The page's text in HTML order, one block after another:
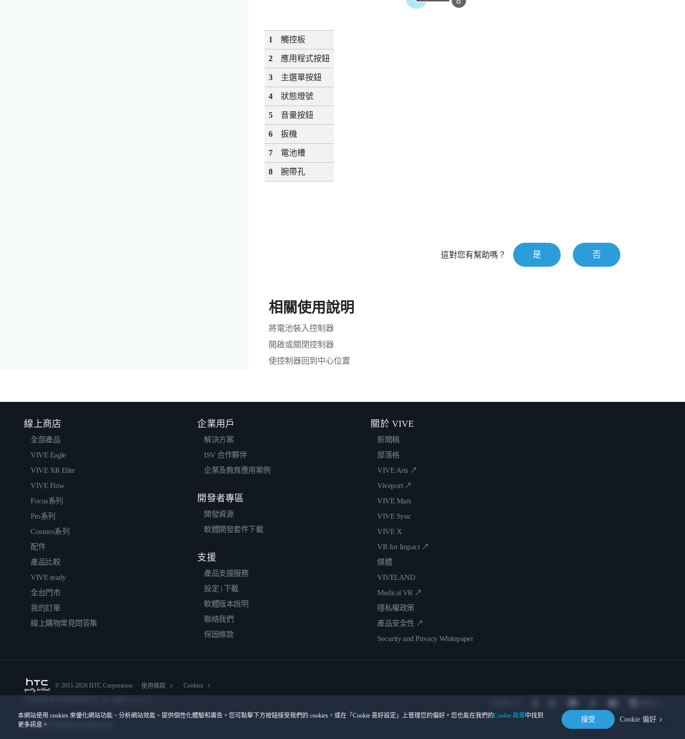
1 觸控板
2 應用程式按鈕
3 主選單按鈕
4 狀態燈號
5 音量按鈕
6 扳機
7 電池槽
8 腕帶孔
這對您有幫助嗎？ 是 否
相關使用說明
將電池裝入控制器
開啟或關閉控制器
使控制器回到中心位置
本網站使用 cookies 來優化網站功能、分析網站效能、提供個性化體驗和廣告。您可點擊下方按鈕接受我們的 cookies，或在「Cookie 喜好設定」上管理您的偏好。您也能在我們的Cookie 政策中找到
更多訊息。
接受 Cookie 偏好
線上商店
全部產品
VIVE Eagle
VIVE XR Elite
VIVE Flow
Focus系列
Pro系列
Cosmos系列
配件
產品比較
VIVE ready
全台門市
我的訂單
線上購物常見問答集
企業用戶
解決方案
ISV 合作夥伴
企業及教育應用案例
開發者專區
開發資源
軟體開發套件下載
支援
產品支援服務
設定 | 下載
軟體版本說明
聯絡我們
保固條款
關於 VIVE
新聞稿
部落格
VIVE Arts ↗
Viveport ↗
VIVE Mars
VIVE Sync
VIVE X
VR for Impact ↗
媒體
VIVELAND
Medical VR ↗
隱私權政策
產品安全性 ↗
Security and Privacy Whitepaper
© 2011-2026 HTC Corporation 使用條款 Cookies
隱私聯絡: